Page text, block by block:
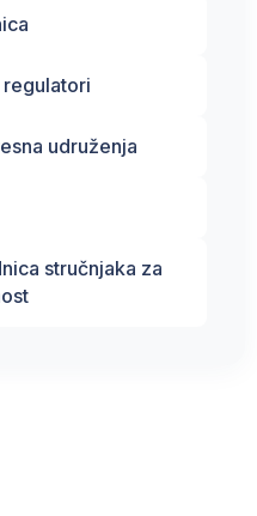
udruženja
stručnjaka za